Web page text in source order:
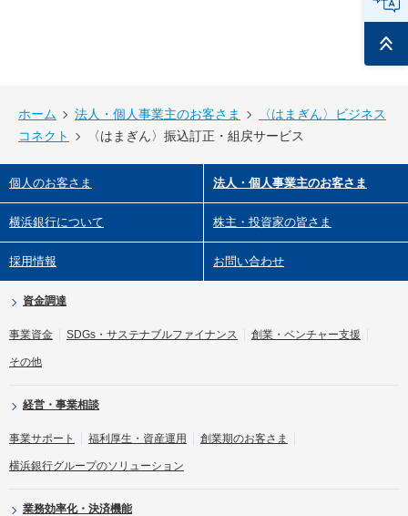
トップ
ホーム 法人・個人事業主のお客さま
〈はまぎん〉ビジネス
コネクト
〈はまぎん〉振込訂正・組戻サービス
個人のお客さま 法人・個人事業主のお客さま
横浜銀行について 株主・投資家の皆さま
採用情報 お問い合わせ
資金調達
事業資金 SDGs・サステナブルファイナンス 創業・ベンチャー支援
その他
経営・事業相談
事業サポート 福利厚生・資産運用 創業期のお客さま
横浜銀行グループのソリューション
業務効率化・決済機能